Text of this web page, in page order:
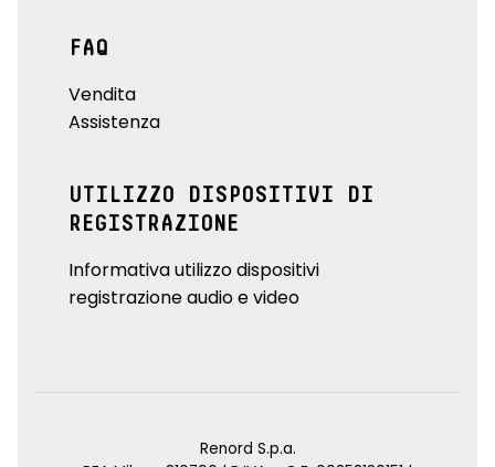
FAQ
Vendita
Assistenza
UTILIZZO DISPOSITIVI DI
REGISTRAZIONE
Informativa utilizzo dispositivi
registrazione audio e video
Renord S.p.a.